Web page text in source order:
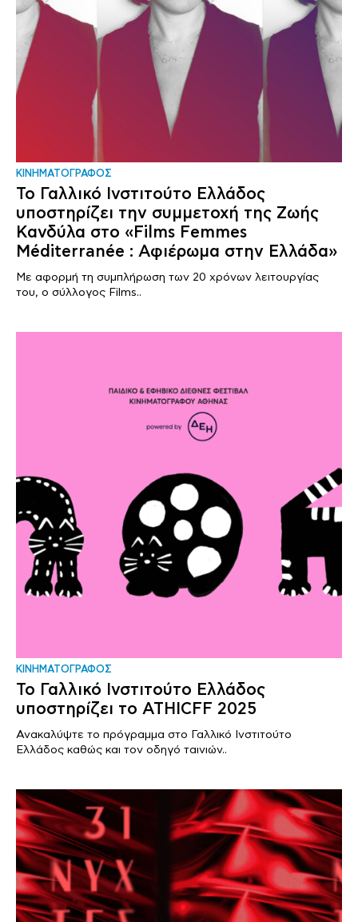
ΚΙΝΗΜΑΤΟΓΡΑΦΟΣ
Το Γαλλικό Ινστιτούτο Ελλάδος
υποστηρίζει την συμμετοχή της Ζωής
Κανδύλα στο «Films Femmes
Méditerranée : Αφιέρωμα στην Ελλάδα»
Με αφορμή τη συμπλήρωση των 20 χρόνων λειτουργίας
του, ο σύλλογος Films..
ΚΙΝΗΜΑΤΟΓΡΑΦΟΣ
Το Γαλλικό Ινστιτούτο Ελλάδος
υποστηρίζει το ΑΤΗΙCFF 2025
Ανακαλύψτε το πρόγραμμα στο Γαλλικό Ινστιτούτο
Ελλάδος καθώς και τον οδηγό ταινιών..